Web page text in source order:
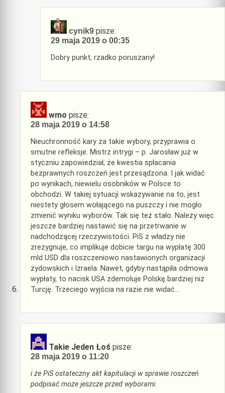
cynik9 pisze:
29 maja 2019 o 00:35
Dobry punkt, rzadko poruszany!
wmo pisze:
28 maja 2019 o 14:58
Nieuchronność kary za takie wybory, przyprawia o
smutne refleksje. Mistrz intrygi – p. Jarosław już w
styczniu zapowiedział, że kwestia spłacania
bezprawnych roszczeń jest przesądzona. I jak widać
po wynikach, niewielu osobników w Polsce to
obchodzi. W takiej sytuacji wskazywanie na to, jest
niestety głosem wołającego na puszczy i nie mogło
zmienić wyniku wyborów. Tak się też stało. Należy więc
jeszcze bardziej nastawić się na przetrwanie w
nadchodzącej rzeczywistości. PiS z władzy nie
zrezygnuje, co implikuje dobicie targu na wypłatę 300
mld USD dla roszczeniowo nastawionych organizacji
żydowskich i Izraela. Nawet, gdyby nastąpiła odmowa
wypłaty, to nacisk USA zdemoluje Polskę bardziej niż
Turcję. Trzeciego wyjścia na razie nie widać…
Takie Jeden Łoś pisze:
28 maja 2019 o 11:20
i że PiS ostateczny akt kapitulacji w sprawie roszczeń
podpisać może jeszcze przed wyborami.